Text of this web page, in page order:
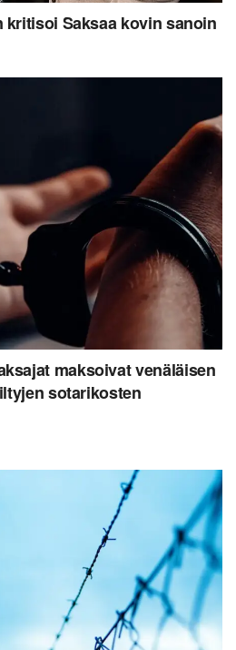
kritisoi Saksaa kovin sanoin
maksoivat venäläisen
sotarikosten